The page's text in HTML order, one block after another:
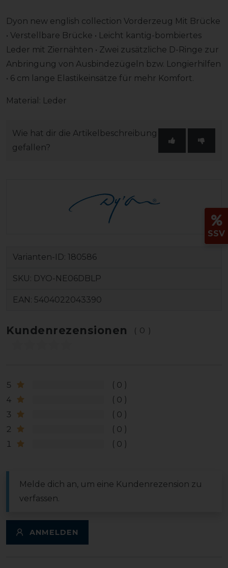
Dyon new english collection Vorderzeug Mit Brücke
• Verstellbare Brücke • Leicht kantig-bombiertes
Leder mit Ziernähten • Zwei zusätzliche D-Ringe zur
Anbringung von Ausbindezügeln bzw. Longierhilfen
• 6 cm lange Elastikeinsätze für mehr Komfort.
Material: Leder
Wie hat dir die Artikelbeschreibung
gefallen?
Varianten-ID: 180586
SKU: DYO-NE06DBLP
EAN: 5404022043390
Kundenrezensionen (0)
5
0
4
0
3
0
2
0
1
0
Melde dich an, um eine Kundenrezension zu
verfassen.
ANMELDEN
SSV